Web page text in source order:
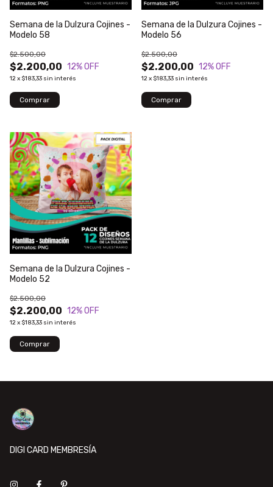
Semana de la Dulzura Cojines -
Modelo 58
$2.200,00
$2.500,00
12% OFF
12x $183,33 sin interés
Semana de la Dulzura Cojines -
Modelo 56
$2.200,00
$2.500,00
12% OFF
12x $183,33 sin interés
Semana de la Dulzura Cojines -
Modelo 52
$2.200,00
$2.500,00
12% OFF
12x $183,33 sin interés
DIGI CARD MEMBRESÍA